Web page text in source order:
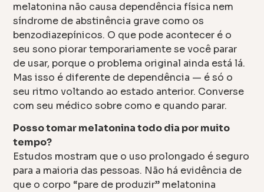
melatonina não causa dependência física nem
síndrome de abstinência grave como os
benzodiazepínicos. O que pode acontecer é o
seu sono piorar temporariamente se você parar
de usar, porque o problema original ainda está lá.
Mas isso é diferente de dependência — é só o
seu ritmo voltando ao estado anterior. Converse
com seu médico sobre como e quando parar.
Posso tomar melatonina todo dia por muito
tempo?
Estudos mostram que o uso prolongado é seguro
para a maioria das pessoas. Não há evidência de
que o corpo “pare de produzir” melatonina